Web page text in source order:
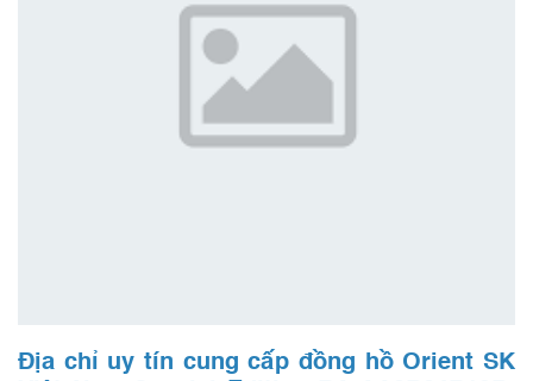
Địa chỉ uy tín cung cấp đồng hồ Orient SK